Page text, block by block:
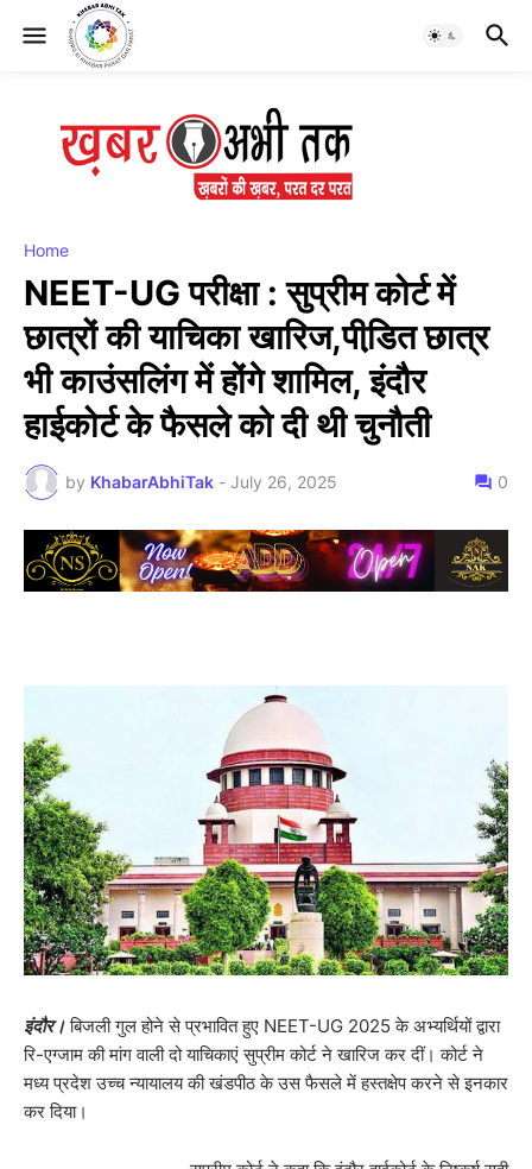
Home
NEET-UG परीक्षा : सुप्रीम कोर्ट में
छात्रों की याचिका खारिज,पीडि़त छात्र
भी काउंसलिंग में होंगे शामिल, इंदौर
हाईकोर्ट के फैसले को दी थी चुनौती
by KhabarAbhiTak - July 26, 2025 0
इंदौर।बिजली गुल होने से प्रभावित हुए NEET-UG 2025 के अभ्यर्थियों द्वारा
रि-एग्जाम की मांग वाली दो याचिकाएं सुप्रीम कोर्ट ने खारिज कर दीं। कोर्ट ने
मध्य प्रदेश उच्च न्यायालय की खंडपीठ के उस फैसले में हस्तक्षेप करने से इनकार
कर दिया।